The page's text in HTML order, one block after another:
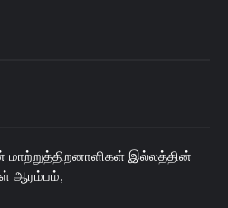
இல்லத்தின்
ஆரம்பம்,